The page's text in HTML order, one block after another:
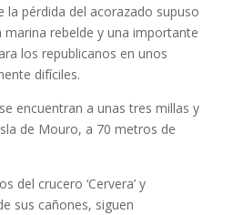
la pérdida del acorazado supuso
rebelde y una importante
los republicanos en unos
difíciles.
encuentran a unas tres millas y
de Mouro, a 70 metros de
del crucero ‘Cervera’ y
sus cañones, siguen